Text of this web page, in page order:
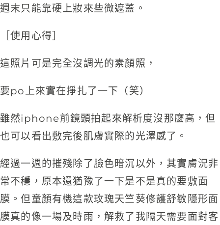
週末只能靠硬上妝來些微遮蓋。
［使用心得］
這照片可是完全沒調光的素顏照，
要po上來實在掙扎了一下（笑）
雖然iphone前鏡頭拍起來解析度沒那麼高，但
也可以看出敷完後肌膚實際的光澤感了。
經過一週的摧殘除了臉色暗沉以外，其實膚況非
常不穩，原本還猶豫了一下是不是真的要敷面
膜。但童顏有機這款玫瑰天竺葵修護舒敏隱形面
膜真的像一場及時雨，解救了我隔天需要面對客